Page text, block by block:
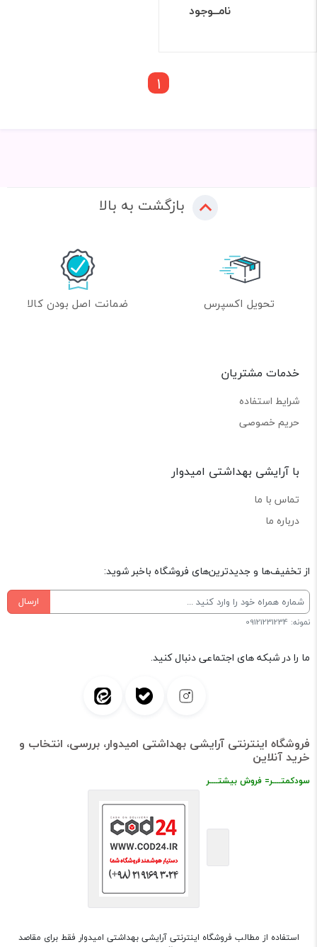
نامــوجود
1
بازگشت به بالا
تحویل اکسپرس ضمانت اصل بودن کالا
خدمات مشتریان
شرایط استفاده
حریم خصوصی
با آرایشی بهداشتی امیدوار
تماس با ما
درباره ما
از تخفیف‌ها و جدیدترین‌های فروشگاه باخبر شوید:
ارسال
نمونه: 09121231234
ما را در شبکه های اجتماعی دنبال کنید.
فروشگاه اینترنتی آرایشی بهداشتی امیدوار، بررسی، انتخاب و
خرید آنلاین
سودکمتــــر= فروش بیشتــــر
استفاده از مطالب فروشگاه اینترنتی آرایشی بهداشتی امیدوار فقط برای مقاصد